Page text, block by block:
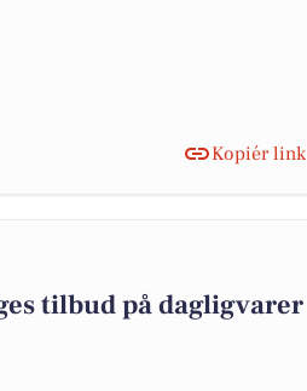
Kopiér link
tilbud på dagligvarer